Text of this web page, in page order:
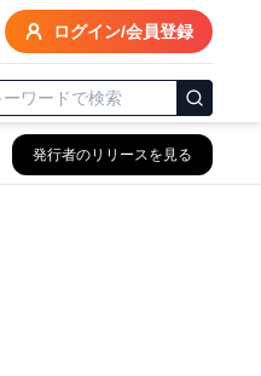
ログイン/会員登録
発行者のリリースを見る